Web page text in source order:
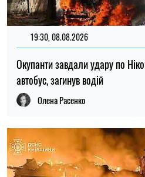
19:30, 08.08.2026
Окупанти завдали удару по
автобус, загинув водій
Олена Расенко